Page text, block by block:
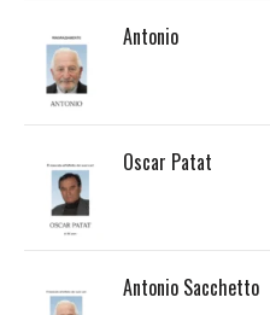
Antonio
Oscar Patat
Antonio Sacchetto